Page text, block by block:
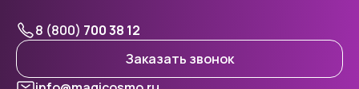
8 (800) 700 38 12
Заказать звонок